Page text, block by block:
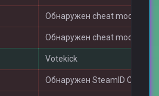
Обнаружен cheat models
Обнаружен cheat models
Votekick
Обнаружен SteamID